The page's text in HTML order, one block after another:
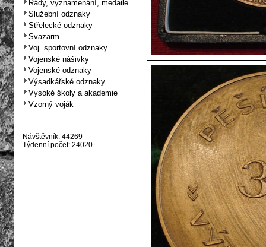
Řády, vyznamenání, medaile
Služební odznaky
Střelecké odznaky
Svazarm
Voj. sportovní odznaky
Vojenské nášivky
Vojenské odznaky
Výsadkářské odznaky
Vysoké školy a akademie
Vzorný voják
Návštěvník: 44269
Týdenní počet: 24020